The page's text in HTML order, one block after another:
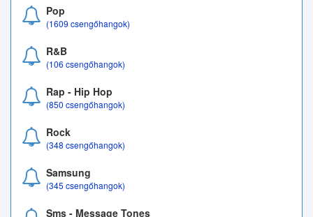
Pop
(1609 csengőhangok)
R&B
(106 csengőhangok)
Rap - Hip Hop
(850 csengőhangok)
Rock
(348 csengőhangok)
Samsung
(345 csengőhangok)
Sms - Message Tones